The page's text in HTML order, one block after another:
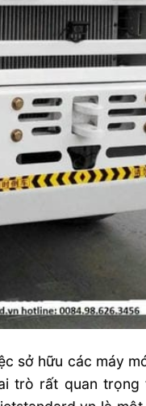
sở hữu các máy
trò rất quan